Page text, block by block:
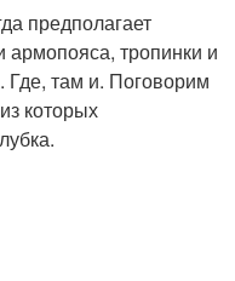
фундамента
предполагает
тропинки и
там и. Поговорим
которых